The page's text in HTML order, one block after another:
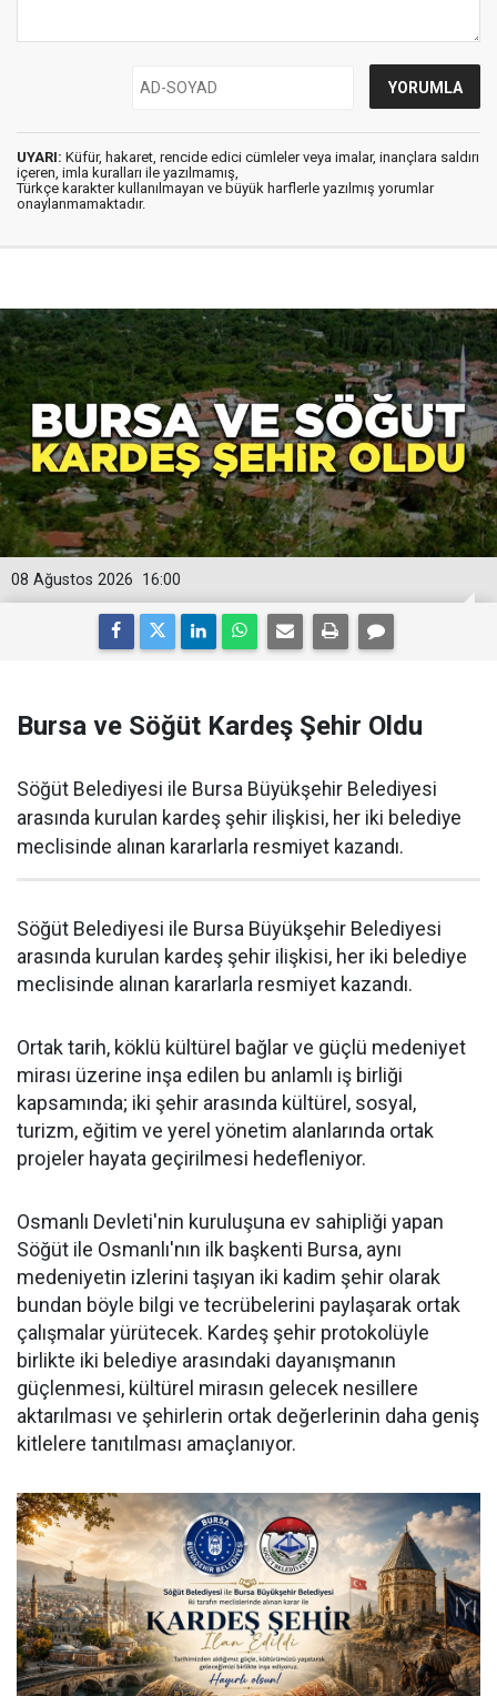
UYARI: Küfür, hakaret, rencide edici cümleler veya imalar, inançlara saldırı
içeren, imla kuralları ile yazılmamış,
Türkçe karakter kullanılmayan ve büyük harflerle yazılmış yorumlar
onaylanmamaktadır.
16:00
08 Ağustos 2026
Bursa ve Söğüt Kardeş Şehir Oldu
Söğüt Belediyesi ile Bursa Büyükşehir Belediyesi
arasında kurulan kardeş şehir ilişkisi, her iki belediye
meclisinde alınan kararlarla resmiyet kazandı.
Söğüt Belediyesi ile Bursa Büyükşehir Belediyesi
arasında kurulan kardeş şehir ilişkisi, her iki belediye
meclisinde alınan kararlarla resmiyet kazandı.
Ortak tarih, köklü kültürel bağlar ve güçlü medeniyet
mirası üzerine inşa edilen bu anlamlı iş birliği
kapsamında; iki şehir arasında kültürel, sosyal,
turizm, eğitim ve yerel yönetim alanlarında ortak
projeler hayata geçirilmesi hedefleniyor.
Osmanlı Devleti'nin kuruluşuna ev sahipliği yapan
Söğüt ile Osmanlı'nın ilk başkenti Bursa, aynı
medeniyetin izlerini taşıyan iki kadim şehir olarak
bundan böyle bilgi ve tecrübelerini paylaşarak ortak
çalışmalar yürütecek. Kardeş şehir protokolüyle
birlikte iki belediye arasındaki dayanışmanın
güçlenmesi, kültürel mirasın gelecek nesillere
aktarılması ve şehirlerin ortak değerlerinin daha geniş
kitlelere tanıtılması amaçlanıyor.